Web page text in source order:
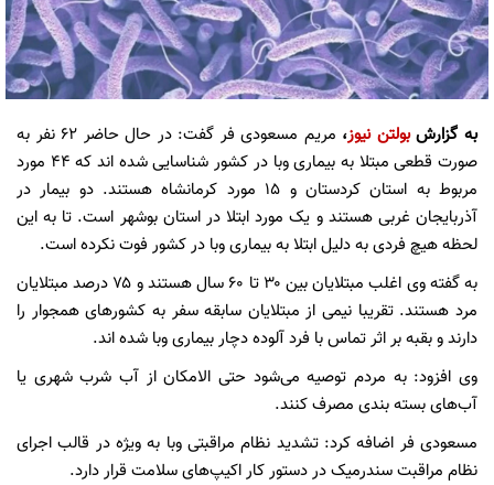
به گزارشبولتن نیوز،
مریم مسعودی فر گفت: در حال حاضر ۶۲ نفر به
صورت قطعی مبتلا به بیماری وبا در کشور شناسایی شده اند که ۴۴ مورد
مربوط به استان کردستان و ۱۵ مورد کرمانشاه هستند. دو بیمار در
آذربایجان غربی هستند و یک مورد ابتلا در استان بوشهر است. تا به این
لحظه هیچ فردی به دلیل ابتلا به بیماری وبا در کشور فوت نکرده است.
به گفته وی اغلب مبتلایان بین ۳۰ تا ۶۰ سال هستند و ۷۵ درصد مبتلایان
مرد هستند. تقریبا نیمی از مبتلایان سابقه سفر به کشورهای همجوار را
دارند و بقبه بر اثر تماس با فرد آلوده دچار بیماری وبا شده اند.
وی افزود: به مردم توصیه می‌شود حتی الامکان از آب شرب شهری یا
آب‌های بسته بندی مصرف کنند.
مسعودی فر اضافه کرد: تشدید نظام مراقبتی وبا به ویژه در قالب اجرای
نظام مراقبت سندرمیک در دستور کار اکیپ‌های سلامت قرار دارد.